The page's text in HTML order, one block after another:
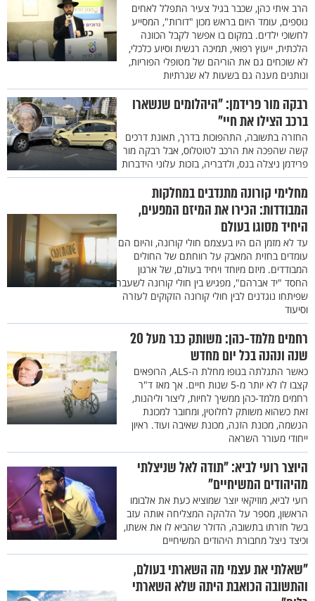
הרב איתי כהן, שכבר בגיל צעיר התפלל לאחים
נוספים, עומד היום בראש מכון "דורות", המסייע
לחשוכי ילדים. במקום בו אפשר לקבל הכוונה
הלכתית, ייעוץ רפואי, תמיכה רגשית וסיוע כלכלי,
לא שוכחים גם את הוריהם של מטופלי הפוריות,
ונותנים מענה גם בשעות לא שגרתיות
רבקה מור פרידמן: "היהלומים שנשארו
ברכב הצילו את חיי"
החזרה בתשובה, התהפוכות בדרך, תאונת דרכים
קשה שהפכה את הרכב לטוטלוס, אבל רבקה מור
פרידמן ניצלה בנס, ולדבריה, בזכות עלוני הידברות
מחלימי קורונה מתנדבים במחלקות
המבודדות: הכירו את המיזם המפעים,
היחיד מסוגו בעולם
עד לא מזמן הם היו בעצמם חולי קורונה, והיום הם
עומדים בחזית המאבק על רווחתם של החולים
המבודדים. מיזם מיוחד ויחיד בעולם, של ארגון
החסד "יד אברהם", מפגיש בין חולי קורונה לשעבר
שפיתחו נוגדנים לבין חולי קורונה הזקוקים לעזרה
וסיעוד
רחמים מלמד-כהן: משותק כבר מעל 20
שנה ונהנה בכל יום מחדש
כאשר התגלתה בגופו מחלת ה-ALS, הרופאים
קצבו לו לא יותר מ-5 שנות חיים. אך מאז ד"ר
רחמים מלמד-כהן ממשיך לחיות, ליצור וליהנות,
זאת כשהוא משותק לחלוטין, ומחובר למכונת
הנשמה, מכונת הזנה, מכונת שאיבה ועוד. ראיון
ייחודי מעורר השראה
היוצר רועי לביא: "תודה לאל שניצלתי
מהיהודים המשיחיים"
רועי לביא, מוזיקאי יוצר שמוציא כעת את אלבומו
הראשון, מספר על הלהקה המצליחה אותה עזב
בשל חזרתו בתשובה, הדולר שהביא לו את אשתו,
וכיצד ניצל מחבורת היהודים המשיחיים
"שאלתי את עצמי מה השארתי בעולם,
והתשובה הכואבת היתה שלא השארתי